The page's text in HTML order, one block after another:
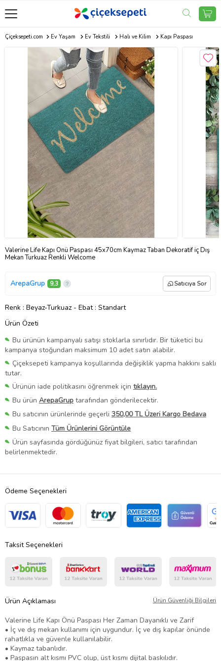
Çiçeksepeti.com Ev Yaşam Ev Tekstili Halı ve Kilim Kapı Paspası
Valerine Life Kapı Önü Paspası 45x70cm Kaymaz Taban Dekoratif iç Dış
Mekan Turkuaz Renkli Welcome
ArepaGrup 9,3 Satıcıya Sor
Renk : Beyaz-Turkuaz - Ebat : Standart
Ürün Özeti
Bu ürünün kampanyalı satışı stoklarla sınırlıdır. Bir tüketici bu
kampanya stoğundan maksimum 10 adet satın alabilir.
Çiçeksepeti kampanya koşullarında değişiklik yapma hakkını saklı
tutar.
Ürünün iade politikasını öğrenmek için tıklayın.
Bu ürün ArepaGrup tarafından gönderilecektir.
Bu satıcının ürünlerinde geçerli 350,00 TL Üzeri Kargo Bedava
Bu Satıcının Tüm Ürünlerini Görüntüle
Ürün sayfasında gördüğünüz fiyat bilgileri, satıcı tarafından
belirlenmektedir.
Ödeme Seçenekleri
Taksit Seçenekleri
Ürün Açıklaması Ürün Güvenliği Bilgileri
Valerine Life Kapı Önü Paspası Her Zaman Dayanıklı ve Zarif
• İç ve dış mekan kullanımı için uygundur. İç ve dış kapılar önünde
rahatlıkla ve güvenle kullanılabilir.
• Kaymaz tabanlıdır.
• Paspasın alt kısmı PVC olup, üst kısmı dijital baskılıdır.